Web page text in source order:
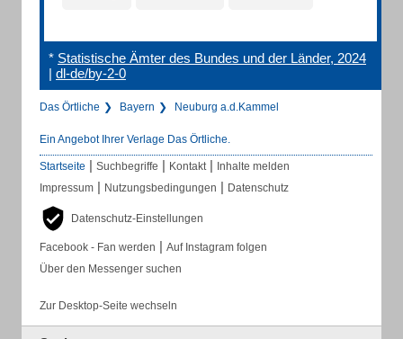
* Statistische Ämter des Bundes und der Länder, 2024
| dl-de/by-2-0
Das Örtliche Bayern Neuburg a.d.Kammel
Ein Angebot Ihrer Verlage Das Örtliche.
Startseite | Suchbegriffe | Kontakt | Inhalte melden
Impressum | Nutzungsbedingungen | Datenschutz
Datenschutz-Einstellungen
Facebook - Fan werden | Auf Instagram folgen
Über den Messenger suchen
Zur Desktop-Seite wechseln